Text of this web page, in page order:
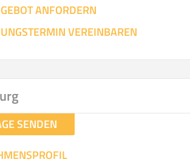
ANFORDERN
VEREINBAREN
SENDEN